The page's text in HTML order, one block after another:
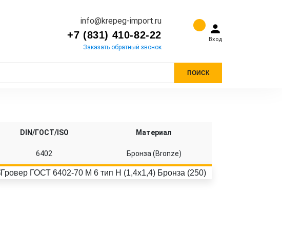
info@krepeg-import.ru
+7 (831) 410-82-22
Заказать обратный звонок
Вход
ПОИСК
DIN/ГОСТ/ISO Материал
6402 Бронза (Bronze)